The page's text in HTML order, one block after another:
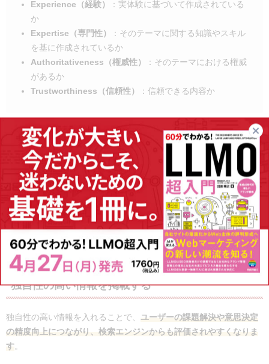
Experience（経験）
：実体験に基づいて作成されている
か
Expertise（専門性）
：そのテーマに関する知識やスキル
を基に作成されているか
Authoritativeness（権威性）
：そのテーマにおける権威
があるか
Trustworthiness（信頼性）
：信頼できる内容か
これらの条件を満たしながらコンテンツを制作することで、検索エ
ンジン・ユーザーの両方からの評価を得やすくなります。
具体的には、信頼性を高めるために情報源・執筆者・監修者を明記
する、自社独自の経験として顧客の支援事例を紹介する、専門性を
高めるために特定のテーマに絞って情報発信するなどが挙げられま
す。
E-E-A-Tとは？Googleが高く評価する記事の作成方法を
ご紹介
独自性の高い情報を掲載する
独自性の高い情報を入れることで、 ユーザーの課題解決や意思決定
の精度向上につながり、検索エンジンからも評価されやすくなりま
す。